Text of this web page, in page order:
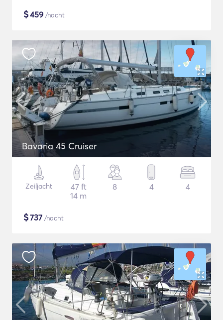
$459 /nacht
Bavaria 45 Cruiser
Zeiljacht
47 ft
14 m
8 4 4
$737 /nacht